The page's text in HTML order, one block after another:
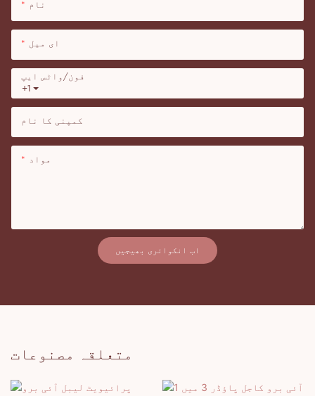
نام
ای میل
+1
فون/واٹس ایپ
کمپنی کا نام
مواد
اب انکوائری بھیجیں
متعلقہ مصنوعات